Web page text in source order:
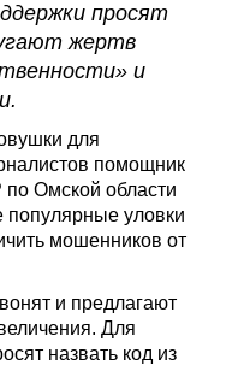
просят
жертв
и
для
помощник
Омской области
популярные уловки
мошенников от
и предлагают
Для
назвать код из